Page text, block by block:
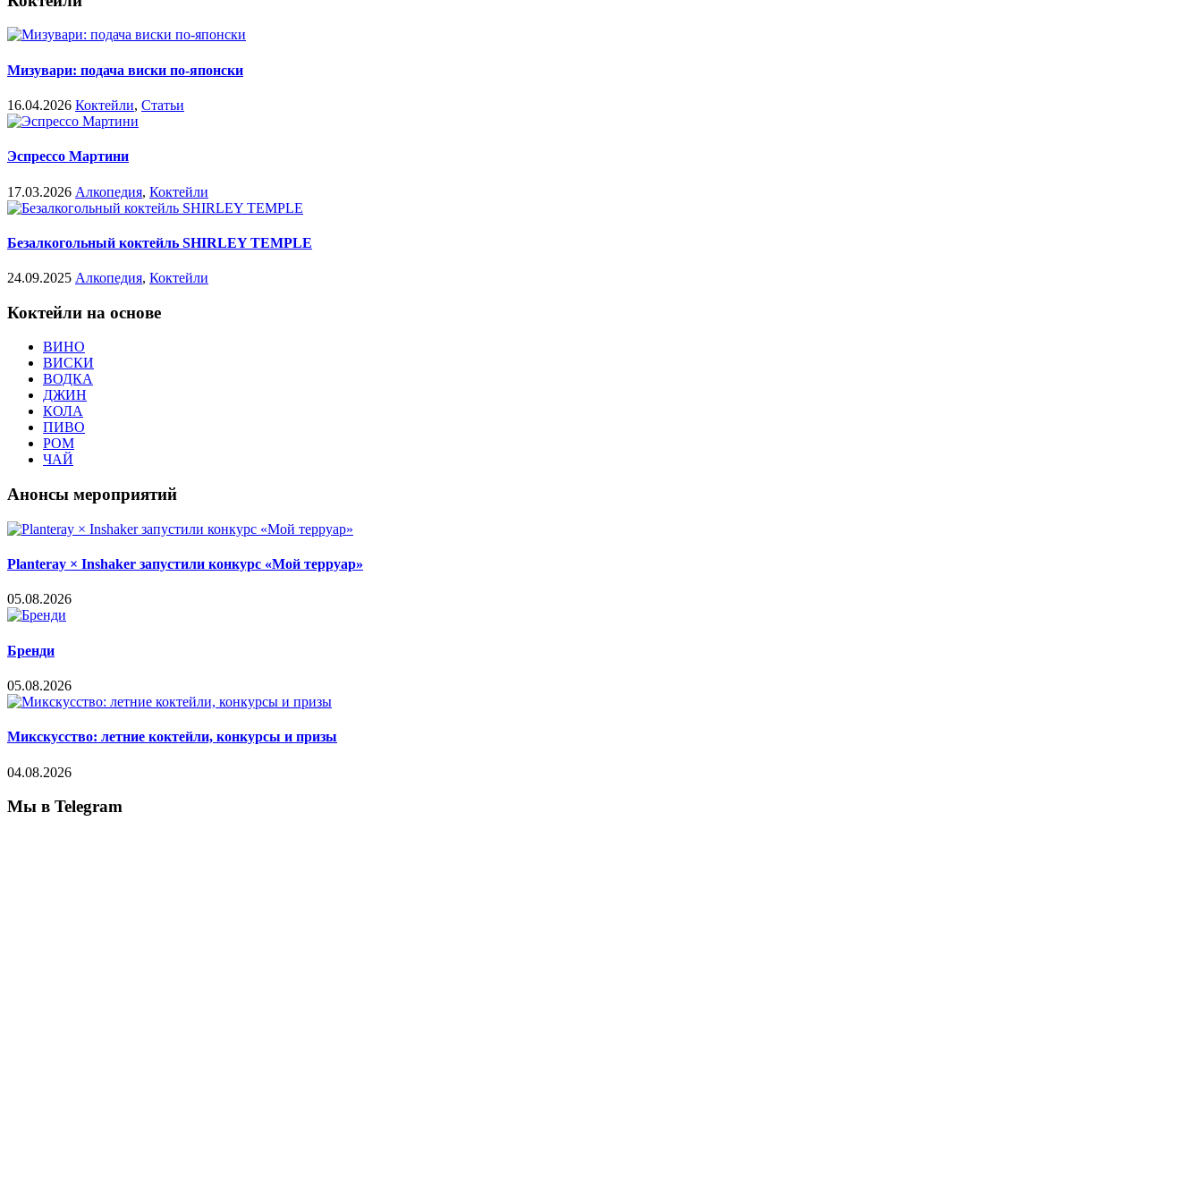
Мизувари: подача виски по-японски
16.04.2026 Коктейли, Статьи
Эспрессо Мартини
17.03.2026 Алкопедия, Коктейли
Безалкогольный коктейль SHIRLEY TEMPLE
24.09.2025 Алкопедия, Коктейли
Коктейли на основе
ВИНО
ВИСКИ
ВОДКА
ДЖИН
КОЛА
ПИВО
РОМ
ЧАЙ
Анонсы мероприятий
Planteray × Inshaker запустили конкурс «Мой терруар»
05.08.2026
Бренди
05.08.2026
Микскусство: летние коктейли, конкурсы и призы
04.08.2026
Мы в Telegram